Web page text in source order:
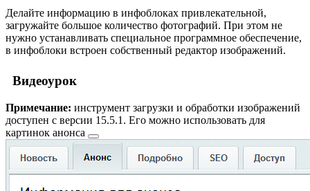
Делайте информацию в инфоблоках привлекательной,
загружайте большое количество фотографий. При этом не
нужно устанавливать специальное программное обеспечение,
в инфоблоки встроен собственный редактор изображений.
Видеоурок
Примечание: инструмент загрузки и обработки изображений
доступен с версии 15.5.1. Его можно использовать для
картинок анонса